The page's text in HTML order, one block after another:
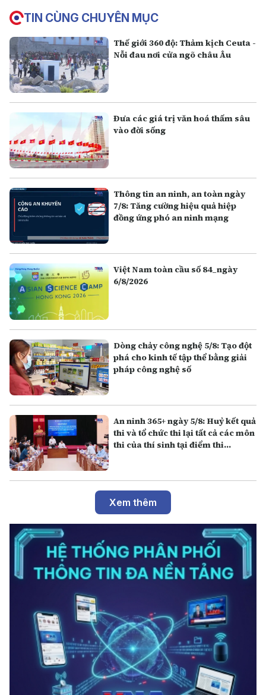
TIN CÙNG CHUYÊN MỤC
Thế giới 360 độ: Thảm kịch Ceuta -
Nỗi đau nơi cửa ngõ châu Âu
Đưa các giá trị văn hoá thấm sâu
vào đời sống
Thông tin an ninh, an toàn ngày
7/8: Tăng cường hiệu quả hiệp
đồng ứng phó an ninh mạng
Việt Nam toàn cầu số 84_ngày
6/8/2026
Dòng chảy công nghệ 5/8: Tạo đột
phá cho kinh tế tập thể bằng giải
pháp công nghệ số
An ninh 365+ ngày 5/8: Huỷ kết quả
thi và tổ chức thi lại tất cả các môn
thi của thí sinh tại điểm thi
Xem thêm